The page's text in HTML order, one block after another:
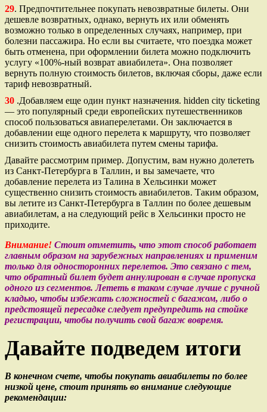
29. Предпочтительнее покупать невозвратные билеты. Они
дешевле возвратных, однако, вернуть их или обменять
возможно только в определенных случаях, например, при
болезни пассажира. Но если вы считаете, что поездка может
быть отменена, при оформлении билета можно подключить
услугу «100%-ный возврат авиабилета». Она позволяет
вернуть полную стоимость билетов, включая сборы, даже если
тариф невозвратный.
30 .Добавляем еще один пункт назначения. hidden city ticketing
— это популярный среди европейских путешественников
способ пользоваться авиаперелетами. Он заключается в
добавлении еще одного перелета к маршруту, что позволяет
снизить стоимость авиабилета путем смены тарифа.
Давайте рассмотрим пример. Допустим, вам нужно долететь
из Санкт-Петербурга в Таллин, и вы замечаете, что
добавление перелета из Талина в Хельсинки может
существенно снизить стоимость авиабилетов. Таким образом,
вы летите из Санкт-Петербурга в Таллин по более дешевым
авиабилетам, а на следующий рейс в Хельсинки просто не
приходите.
Внимание! Стоит отметить, что этот способ работает
главным образом на зарубежных направлениях и применим
только для односторонних перелетов. Это связано с тем,
что обратный билет будет аннулирован в случае пропуска
одного из сегментов. Лететь в таком случае лучше с ручной
кладью, чтобы избежать сложностей с багажом, либо о
предстоящей пересадке следует предупредить на стойке
регистрации, чтобы получить свой багаж вовремя.
Давайте подведем итоги
В конечном счете, чтобы покупать авиабилеты по более
низкой цене, стоит принять во внимание следующие
рекомендации: